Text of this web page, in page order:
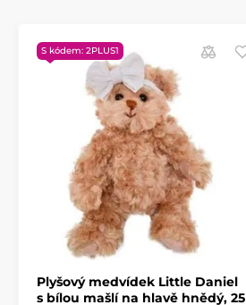
S kódem: 2PLUS1
Plyšový medvídek Little Daniel
s bílou mašlí na hlavě hnědý, 25